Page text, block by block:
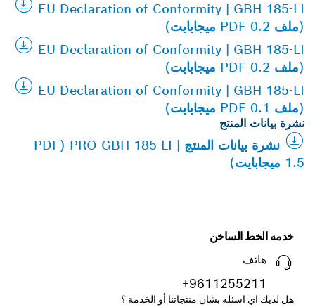
EU Declaration of Conformity | GBH 185-LI
(ملف PDF 0.2 ميجابايت)
EU Declaration of Conformity | GBH 185-LI
(ملف PDF 0.2 ميجابايت)
EU Declaration of Conformity | GBH 185-LI
(ملف PDF 0.1 ميجابايت)
نشرة بيانات المنتج
نشرة بيانات المنتج | PRO GBH 185-LI (PDF
1.5 ميجابايت)
خدمه الخط الساخن
هاتف
+9611255211
هل لديك اي اسئله بشان منتجاتنا أو الخدمة ؟